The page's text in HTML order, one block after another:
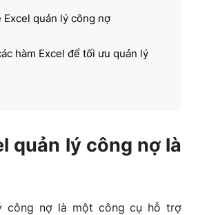
Excel quản lý công nợ
hàm Excel để tối ưu quản lý
quản lý công nợ là
công nợ là một công cụ hỗ trợ